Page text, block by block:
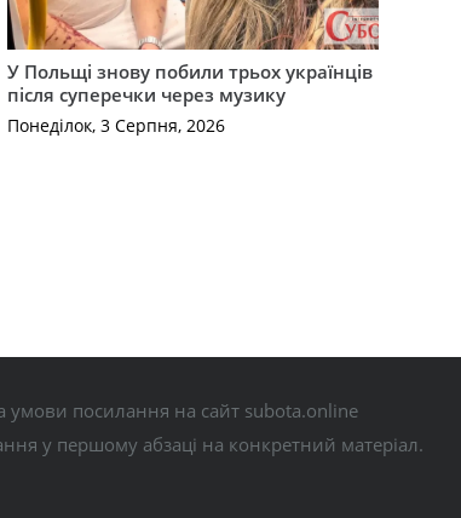
У Польщі знову побили трьох українців
після суперечки через музику
Понеділок, 3 Серпня, 2026
умови посилання на сайт subota.online
у першому абзаці на конкретний матеріал.